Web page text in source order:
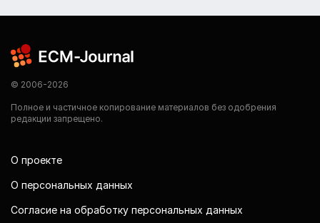
© 2006-2026
Полное и частичное копирование материалов без одобрения
редакции запрещено.
О проекте
О персональных данных
Согласие на обработку персональных данных